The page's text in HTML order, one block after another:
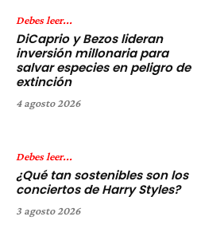
Debes leer...
DiCaprio y Bezos lideran
inversión millonaria para
salvar especies en peligro de
extinción
4 agosto 2026
Debes leer...
¿Qué tan sostenibles son los
conciertos de Harry Styles?
3 agosto 2026